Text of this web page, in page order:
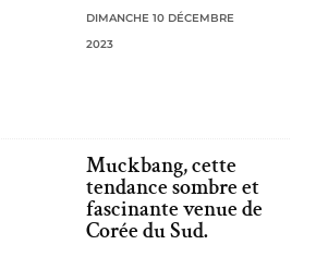
DIMANCHE 10 DÉCEMBRE
2023
Muckbang, cette
tendance sombre et
fascinante venue de
Corée du Sud.